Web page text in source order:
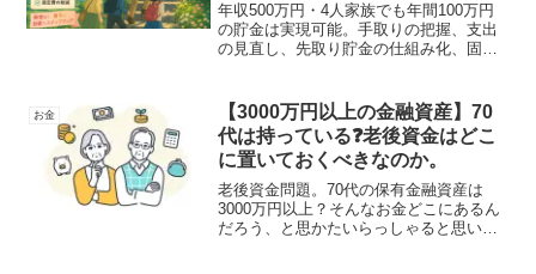
年収500万円・4人家族でも年間100万円
の貯金は実現可能。手取りの把握、支出
の見直し、先取り貯金の仕組み化、固定
のコツを紹介します。
お金
【3000万円以上の金融資産】70
代は持っている❓老後資金はどこ
に置いておくべきなのか。
老後資金問題。70代の保有金融資産は
3000万円以上？そんなお金どこにあるん
だろう、と思かたいらっしゃると思いま